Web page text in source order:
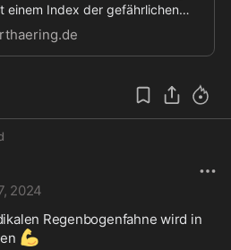
einem Index der gefährlichen
2024
Regenbogenfahne wird in
💪